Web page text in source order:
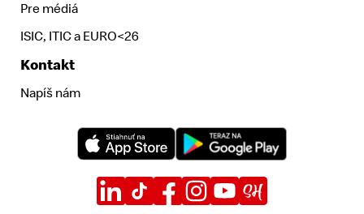
Pre médiá
ISIC, ITIC a EURO<26
Kontakt
Napíš nám